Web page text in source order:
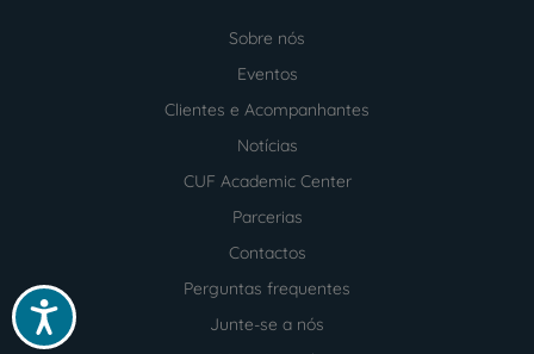
Acessibilidade
Sobre nós
Eventos
Clientes e Acompanhantes
Notícias
CUF Academic Center
Parcerias
Contactos
Perguntas frequentes
Junte-se a nós